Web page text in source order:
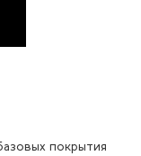
покрытия